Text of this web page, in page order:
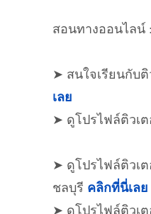
สอนทางออนไลน์
➤ สนใจเรียนกับ
เลย
➤ ดูโปรไฟล์ติวเ
➤ ดูโปรไฟล์ติวเ
ชลบุรี คลิกที่นี่เลย
➤ ดูโปรไฟล์ติวเ